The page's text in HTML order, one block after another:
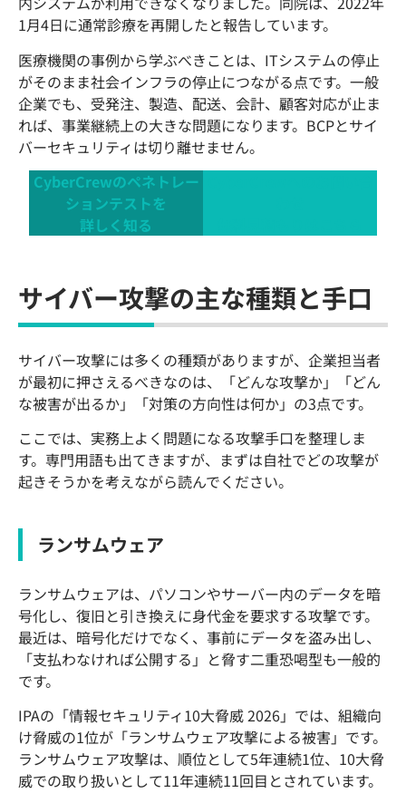
1月4日に通常診療を再開したと報告しています。
医療機関の事例から学ぶべきことは、ITシステムの停止
がそのまま社会インフラの停止につながる点です。一般
企業でも、受発注、製造、配送、会計、顧客対応が止ま
れば、事業継続上の大きな問題になります。BCPとサイ
バーセキュリティは切り離せません。
CyberCrewのペネトレー
ションテストを
詳しく知る
サイバー攻撃の主な種類と手口
サイバー攻撃には多くの種類がありますが、企業担当者
が最初に押さえるべきなのは、「どんな攻撃か」「どん
な被害が出るか」「対策の方向性は何か」の3点です。
ここでは、実務上よく問題になる攻撃手口を整理しま
す。専門用語も出てきますが、まずは自社でどの攻撃が
起きそうかを考えながら読んでください。
ランサムウェア
ランサムウェアは、パソコンやサーバー内のデータを暗
号化し、復旧と引き換えに身代金を要求する攻撃です。
最近は、暗号化だけでなく、事前にデータを盗み出し、
「支払わなければ公開する」と脅す二重恐喝型も一般的
です。
IPAの「情報セキュリティ10大脅威 2026」では、組織向
け脅威の1位が「ランサムウェア攻撃による被害」です。
ランサムウェア攻撃は、順位として5年連続1位、10大脅
威での取り扱いとして11年連続11回目とされています。